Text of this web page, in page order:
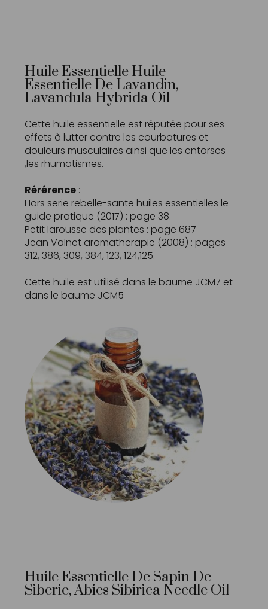
Huile Essentielle Huile
Essentielle De Lavandin,
Lavandula Hybrida Oil
Cette huile essentielle est réputée pour ses
effets à lutter contre les courbatures et
douleurs musculaires ainsi que les entorses
,les rhumatismes.
Rérérence :
Hors serie rebelle-sante huiles essentielles le
guide pratique (2017) : page 38.
Petit larousse des plantes : page 687
Jean Valnet aromatherapie (2008) : pages
312, 386, 309, 384, 123, 124,125.
Cette huile est utilisé dans le baume JCM7 et
dans le baume JCM5
Huile Essentielle De Sapin De
Siberie, Abies Sibirica Needle Oil